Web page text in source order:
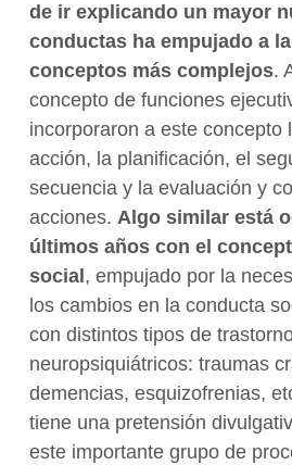
de ir explicando un mayor
conductas ha empujado a
conceptos más complejos.
concepto de funciones
incorporaron a este concepto
acción, la planificación, el
secuencia y la evaluación y
acciones. Algo similar está
últimos años con el
social , empujado por la
los cambios en la conducta
con distintos tipos de
neuropsiquiátricos: traumas
demencias, esquizofrenias,
tiene una pretensión
este importante grupo de